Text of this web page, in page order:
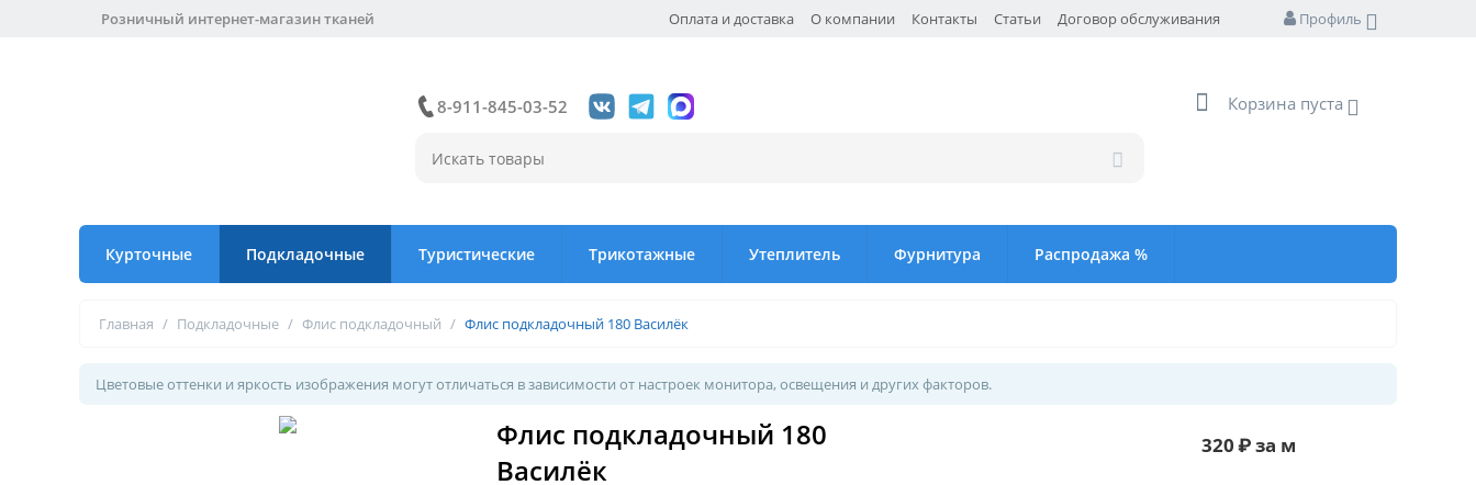
Профиль
Оплата и доставка О компании Контакты Статьи Договор обслуживания
Розничный интернет-магазин тканей
8-911-845-03-52 Корзина пуста
Курточные Подкладочные Туристические Трикотажные Утеплитель Фурнитура Распродажа %
Главная / Подкладочные / Флис подкладочный / Флис подкладочный 180 Василёк
Цветовые оттенки и яркость изображения могут отличаться в зависимости от настроек монитора, освещения и других факторов.
Флис подкладочный 180
Василёк
320₽за м